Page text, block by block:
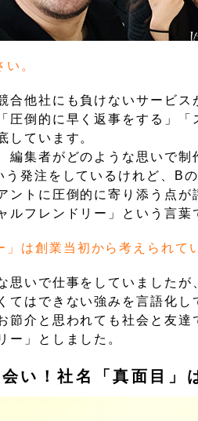
。
合他社にも負けないサービ
圧倒的に早く返事をする」
しています。
編集者がどのような思いで
発注をしているけれど、B
ントに圧倒的に寄り添う点
ルフレンドリー」という言葉
」は創業当初から考えられて
思いで仕事をしていました
てはできない強みを言語化
節介と思われても社会と友
ー」としました。
い！社名「真面目」